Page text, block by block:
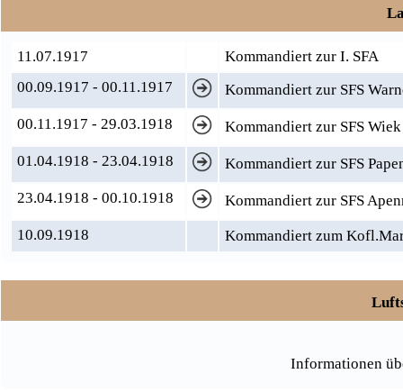
11.07.1917
Kommandiert zur I. SFA
00.09.1917 - 00.11.1917
Kommandiert zur SFS
00.11.1917 - 29.03.1918
Kommandiert zur SFS
01.04.1918 - 23.04.1918
Kommandiert zur SFS
23.04.1918 - 00.10.1918
Kommandiert zur SFS
10.09.1918
Kommandiert zum
Informationen